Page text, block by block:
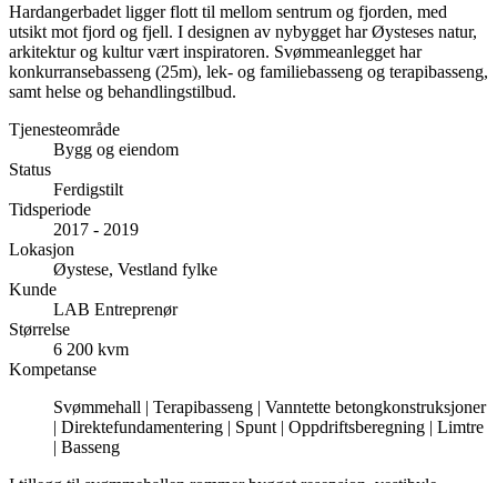
Hardangerbadet ligger flott til mellom sentrum og fjorden, med
utsikt mot fjord og fjell. I designen av nybygget har Øysteses natur,
arkitektur og kultur vært inspiratoren. Svømmeanlegget har
konkurransebasseng (25m), lek- og familiebasseng og terapibasseng,
samt helse og behandlingstilbud.
Tjenesteområde
Bygg og eiendom
Status
Ferdigstilt
Tidsperiode
2017 - 2019
Lokasjon
Øystese, Vestland fylke
Kunde
LAB Entreprenør
Størrelse
6 200 kvm
Kompetanse
Svømmehall | Terapibasseng | Vanntette betongkonstruksjoner
| Direktefundamentering | Spunt | Oppdriftsberegning | Limtre
| Basseng